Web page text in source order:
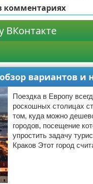
комментариях
ВКонтакте
вариантов и
Поездка в Европу
роскошных столицах
том, куда можно
городов, посещение
упростить задачу
Краков Этот город